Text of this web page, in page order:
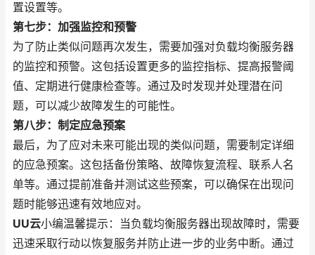
置设置等。
第七步：加强监控和预警
为了防止类似问题再次发生，需要加强对负载均衡服务器
的监控和预警。这包括设置更多的监控指标、提高报警阈
值、定期进行健康检查等。通过及时发现并处理潜在问
题，可以减少故障发生的可能性。
第八步：制定应急预案
最后，为了应对未来可能出现的类似问题，需要制定详细
的应急预案。这包括备份策略、故障恢复流程、联系人名
单等。通过提前准备并测试这些预案，可以确保在出现问
题时能够迅速有效地应对。
UU云小编温馨提示：当负载均衡服务器出现故障时，需要
迅速采取行动以恢复服务并防止进一步的业务中断。通过